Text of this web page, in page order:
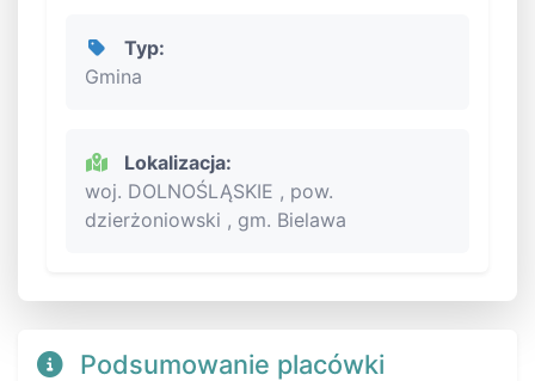
Typ:
Gmina
Lokalizacja:
woj. DOLNOŚLĄSKIE , pow.
dzierżoniowski , gm. Bielawa
Podsumowanie placówki